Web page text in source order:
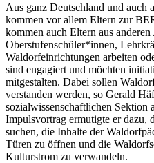
Aus ganz Deutschland und auch
kommen vor allem Eltern zur
kommen auch Eltern aus
Oberstufenschüler*innen,
Waldorfeinrichtungen arbeiten
sind engagiert und möchten
mitgestalten. Dabei sollen
verstanden werden, so Gerald
sozialwissenschaftlichen Sektion
Impulsvortrag ermutigte er dazu,
suchen, die Inhalte der
Türen zu öffnen und die
Kulturstrom zu verwandeln.